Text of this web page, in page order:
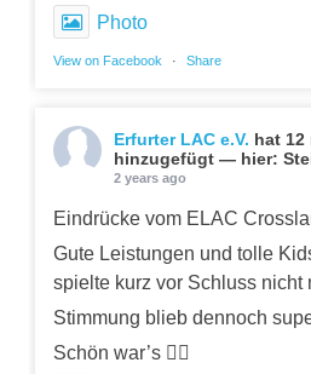
Photo
View on Facebook · Share
Erfurter LAC e.V. hat 12
hinzugefügt — hier:
2 years ago
Eindrücke vom ELAC
Gute Leistungen und tolle
spielte kurz vor Schluss nicht
Stimmung blieb dennoch
Schön war’s 👍🏼